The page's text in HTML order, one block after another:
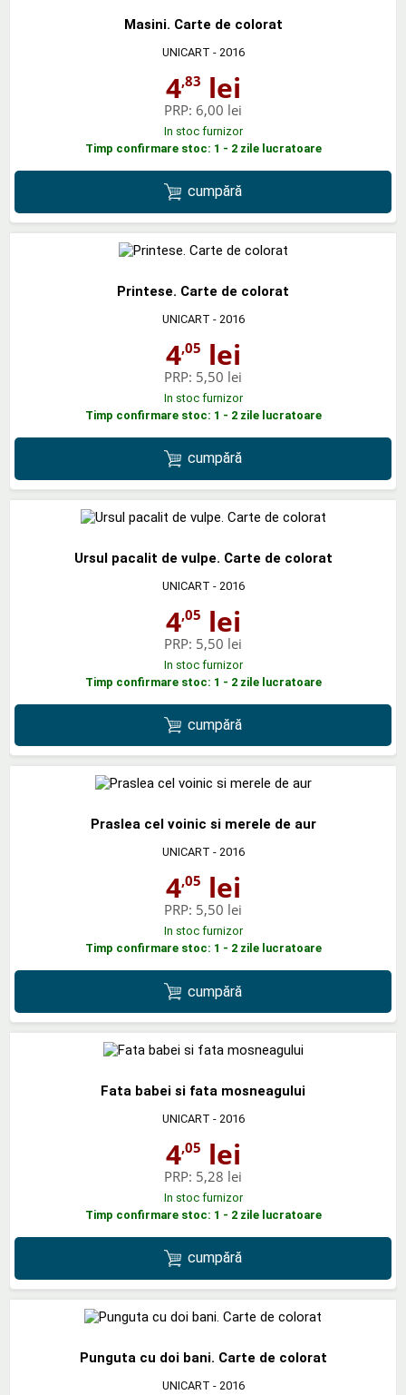
Masini. Carte de colorat
UNICART - 2016
4,83 lei
PRP: 6,00 lei
In stoc furnizor
Timp confirmare stoc: 1 - 2 zile lucratoare
cumpără
Printese. Carte de colorat
UNICART - 2016
4,05 lei
PRP: 5,50 lei
In stoc furnizor
Timp confirmare stoc: 1 - 2 zile lucratoare
cumpără
Ursul pacalit de vulpe. Carte de colorat
UNICART - 2016
4,05 lei
PRP: 5,50 lei
In stoc furnizor
Timp confirmare stoc: 1 - 2 zile lucratoare
cumpără
Praslea cel voinic si merele de aur
UNICART - 2016
4,05 lei
PRP: 5,50 lei
In stoc furnizor
Timp confirmare stoc: 1 - 2 zile lucratoare
cumpără
Fata babei si fata mosneagului
UNICART - 2016
4,05 lei
PRP: 5,28 lei
In stoc furnizor
Timp confirmare stoc: 1 - 2 zile lucratoare
cumpără
Punguta cu doi bani. Carte de colorat
UNICART - 2016